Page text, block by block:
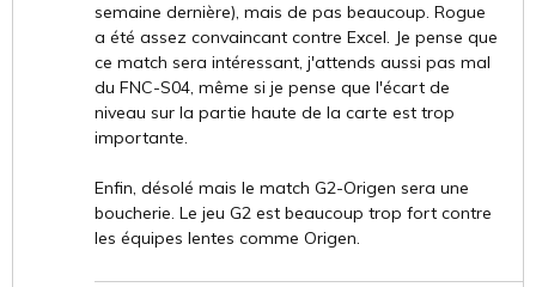
semaine dernière), mais de pas beaucoup. Rogue
a été assez convaincant contre Excel. Je pense que
ce match sera intéressant, j'attends aussi pas mal
du FNC-S04, même si je pense que l'écart de
niveau sur la partie haute de la carte est trop
importante.
Enfin, désolé mais le match G2-Origen sera une
boucherie. Le jeu G2 est beaucoup trop fort contre
les équipes lentes comme Origen.